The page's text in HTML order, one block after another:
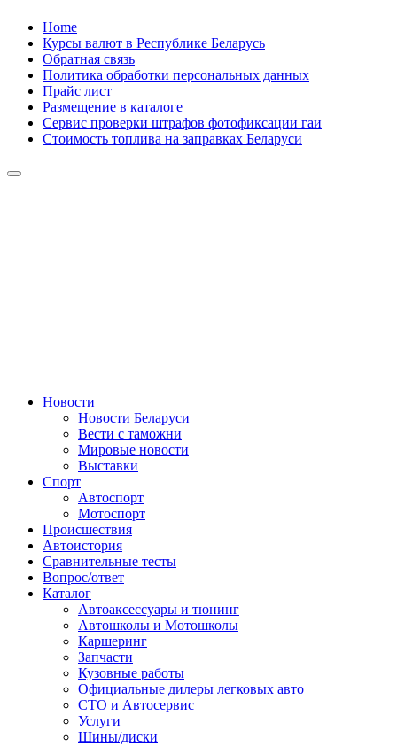
Skip
content
Home
Курсы валют в Республике Беларусь
Обратная связь
Политика обработки персональных данных
Прайс лист
Размещение в каталоге
Сервис проверки штрафов фотофиксации гаи
Стоимость топлива на заправках Беларуси
Сайт про автомобили
Новости
Новости Беларуси
Вести с таможни
Мировые новости
Выставки
Спорт
Автоспорт
Мотоспорт
Происшествия
Автоистория
Сравнительные тесты
Вопрос/ответ
Каталог
Автоакcессуары и тюнинг
Автошколы и Мотошколы
Каршеринг
Запчасти
Кузовные работы
Официальные дилеры легковых авто
СТО и Автосервис
Услуги
Шины/диски